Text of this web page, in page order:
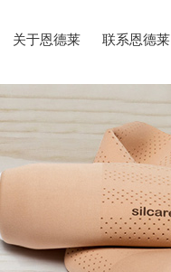
关于恩德莱 联系恩德莱